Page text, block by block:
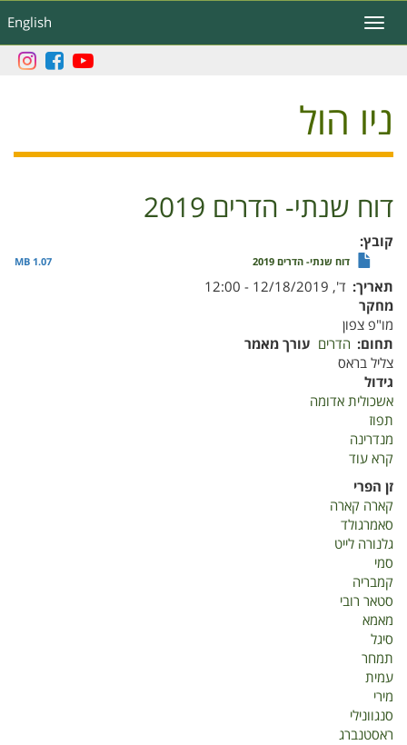
לתוכן
העיקרי
English
Toggle
navigation
ניו הול
דוח שנתי- הדרים 2019
קובץ
דוח שנתי- הדרים 2019 1.07 MB
תאריך ד', 12/18/2019 - 12:00
מחקר
מו"פ צפון
תחום הדרים עורך מאמר
צליל בראס
גידול
אשכולית אדומה
תפוז
מנדרינה
קרא עוד
הדרים
2019
זן הפרי
קארה קארה
סאמרגולד
גלנורה לייט
סמי
קמבריה
סטאר רובי
מאמא
סיגל
תמחר
עמית
מירי
סנגוונילי
ראסטנברג